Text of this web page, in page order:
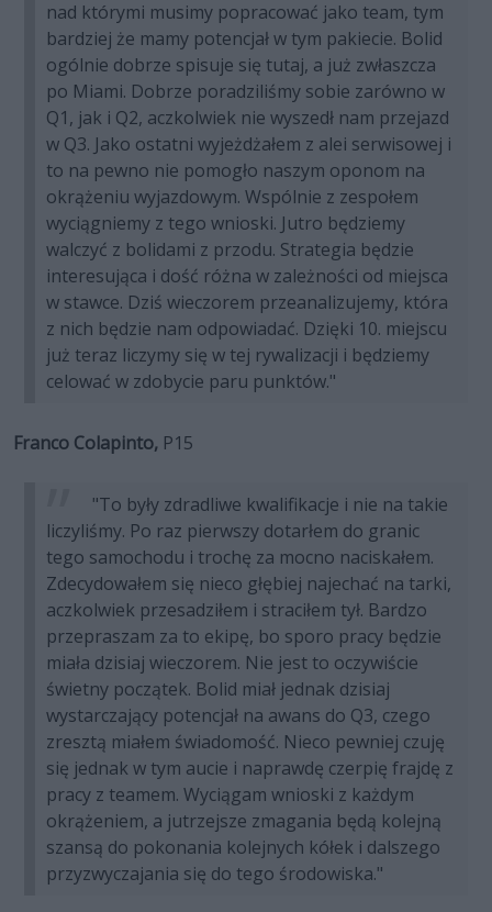
nad którymi musimy popracować jako team, tym
bardziej że mamy potencjał w tym pakiecie. Bolid
ogólnie dobrze spisuje się tutaj, a już zwłaszcza
po Miami. Dobrze poradziliśmy sobie zarówno w
Q1, jak i Q2, aczkolwiek nie wyszedł nam przejazd
w Q3. Jako ostatni wyjeżdżałem z alei serwisowej i
to na pewno nie pomogło naszym oponom na
okrążeniu wyjazdowym. Wspólnie z zespołem
wyciągniemy z tego wnioski. Jutro będziemy
walczyć z bolidami z przodu. Strategia będzie
interesująca i dość różna w zależności od miejsca
w stawce. Dziś wieczorem przeanalizujemy, która
z nich będzie nam odpowiadać. Dzięki 10. miejscu
już teraz liczymy się w tej rywalizacji i będziemy
celować w zdobycie paru punktów."
Franco Colapinto, P15
"To były zdradliwe kwalifikacje i nie na takie
liczyliśmy. Po raz pierwszy dotarłem do granic
tego samochodu i trochę za mocno naciskałem.
Zdecydowałem się nieco głębiej najechać na tarki,
aczkolwiek przesadziłem i straciłem tył. Bardzo
przepraszam za to ekipę, bo sporo pracy będzie
miała dzisiaj wieczorem. Nie jest to oczywiście
świetny początek. Bolid miał jednak dzisiaj
wystarczający potencjał na awans do Q3, czego
zresztą miałem świadomość. Nieco pewniej czuję
się jednak w tym aucie i naprawdę czerpię frajdę z
pracy z teamem. Wyciągam wnioski z każdym
okrążeniem, a jutrzejsze zmagania będą kolejną
szansą do pokonania kolejnych kółek i dalszego
przyzwyczajania się do tego środowiska."